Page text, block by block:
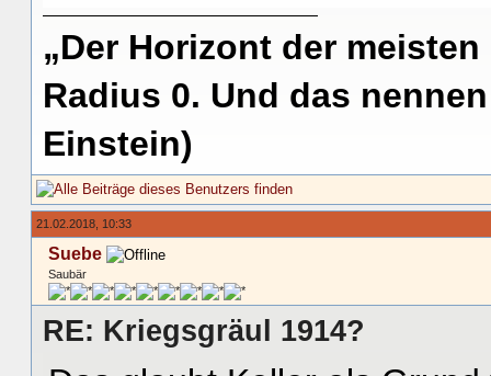
„Der Horizont der
Radius 0. Und das
Einstein)
21.02.2018, 10:33
Suebe
Saubär
RE: Kriegsgräul 1914?